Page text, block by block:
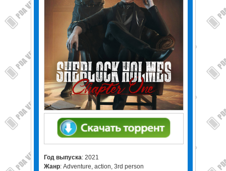
Год выпуска: 2021
Жанр: Adventure, action, 3rd person